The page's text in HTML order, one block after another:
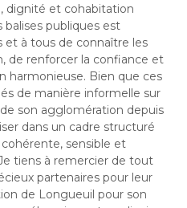
dignité et cohabitation
balises publiques est
et à tous de connaître les
de renforcer la confiance et
harmonieuse. Bien que ces
de manière informelle sur
son agglomération depuis
dans un cadre structuré
sensible et
tiens à remercier de tout
partenaires pour leur
de Longueuil pour son